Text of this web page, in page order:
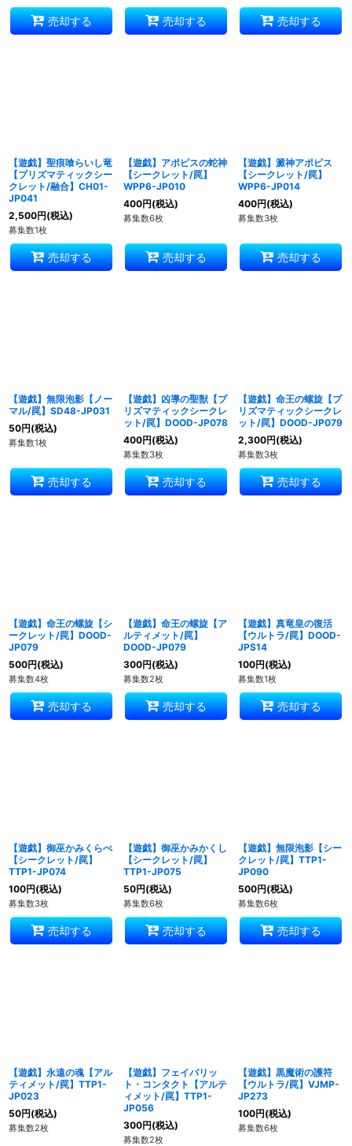
売却する 売却する 売却する
【遊戯】聖痕喰らいし竜
【プリズマティックシー
クレット/融合】CH01-
JP041
2,500円(税込)
募集数1枚
売却する
【遊戯】アポピスの蛇神
【シークレット/罠】
WPP6-JP010
400円(税込)
募集数6枚
売却する
【遊戯】澱神アポピス
【シークレット/罠】
WPP6-JP014
400円(税込)
募集数3枚
売却する
【遊戯】無限泡影【ノー
マル/罠】SD48-JP031
50円(税込)
募集数1枚
売却する
【遊戯】凶導の聖獣【プ
リズマティックシークレ
ット/罠】DOOD-JP078
400円(税込)
募集数3枚
売却する
【遊戯】命王の螺旋【プ
リズマティックシークレ
ット/罠】DOOD-JP079
2,300円(税込)
募集数3枚
売却する
【遊戯】命王の螺旋【シ
ークレット/罠】DOOD-
JP079
500円(税込)
募集数4枚
売却する
【遊戯】命王の螺旋【ア
ルティメット/罠】
DOOD-JP079
300円(税込)
募集数2枚
売却する
【遊戯】真竜皇の復活
【ウルトラ/罠】DOOD-
JPS14
100円(税込)
募集数1枚
売却する
【遊戯】御巫かみくらべ
【シークレット/罠】
TTP1-JP074
100円(税込)
募集数3枚
売却する
【遊戯】御巫かみかくし
【シークレット/罠】
TTP1-JP075
50円(税込)
募集数6枚
売却する
【遊戯】無限泡影【シー
クレット/罠】TTP1-
JP090
500円(税込)
募集数6枚
売却する
【遊戯】永遠の魂【アル
ティメット/罠】TTP1-
JP023
50円(税込)
募集数2枚
【遊戯】フェイバリッ
ト・コンタクト【アルテ
ィメット/罠】TTP1-
JP056
300円(税込)
募集数2枚
【遊戯】黒魔術の護符
【ウルトラ/罠】VJMP-
JP273
100円(税込)
募集数6枚